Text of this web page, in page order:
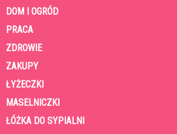
DOM I OGRÓD
PRACA
ZDROWIE
ZAKUPY
ŁYŻECZKI
MASELNICZKI
ŁÓŻKA DO SYPIALNI